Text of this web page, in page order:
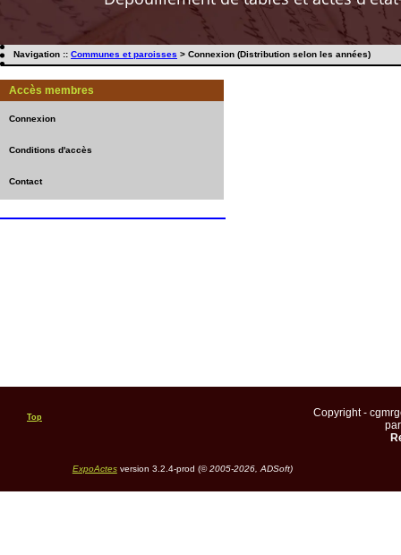
Navigation :: Communes et paroisses > Connexion (Distribution selon les années)
Accès membres
Connexion
Conditions d'accès
Contact
Top
Copyright -
ExpoActesversion 3.2.4-prod (©2005-2026, ADSoft)